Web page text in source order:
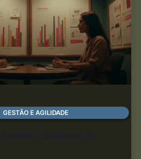
GESTÃO E AGILIDADE